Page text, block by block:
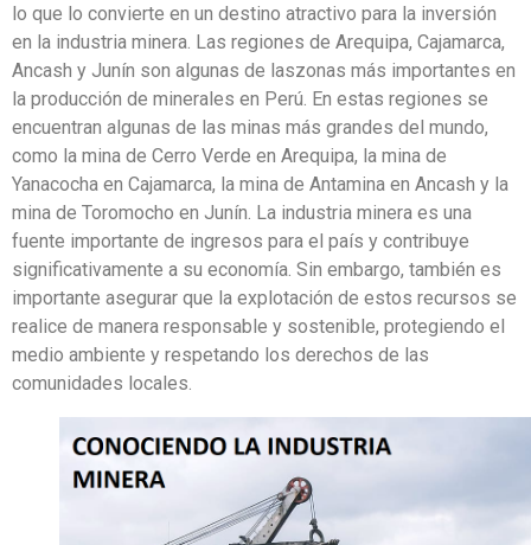
lo que lo convierte en un destino atractivo para la inversión
en la industria minera. Las regiones de Arequipa, Cajamarca,
Ancash y Junín son algunas de laszonas más importantes en
la producción de minerales en Perú. En estas regiones se
encuentran algunas de las minas más grandes del mundo,
como la mina de Cerro Verde en Arequipa, la mina de
Yanacocha en Cajamarca, la mina de Antamina en Ancash y la
mina de Toromocho en Junín. La industria minera es una
fuente importante de ingresos para el país y contribuye
significativamente a su economía. Sin embargo, también es
importante asegurar que la explotación de estos recursos se
realice de manera responsable y sostenible, protegiendo el
medio ambiente y respetando los derechos de las
comunidades locales.